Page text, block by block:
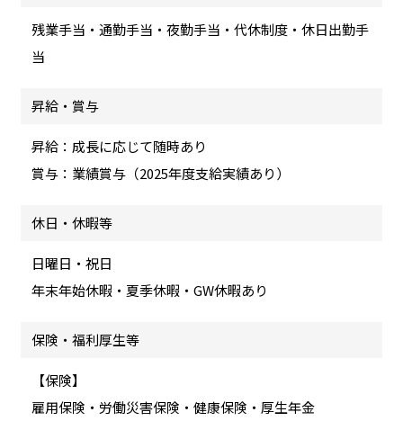
残業手当・通勤手当・夜勤手当・代休制度・休日出勤手
当
昇給・賞与
昇給：成長に応じて随時あり
賞与：業績賞与（2025年度支給実績あり）
休日・休暇等
日曜日・祝日
年末年始休暇・夏季休暇・GW休暇あり
保険・福利厚生等
【保険】
雇用保険・労働災害保険・健康保険・厚生年金